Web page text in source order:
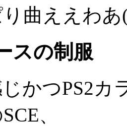
曲ええわあ
スの制服
じかつPS2
、